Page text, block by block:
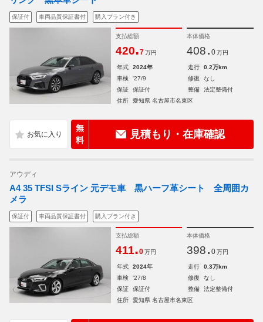
保証付 車両品質保証書付 購入プラン付き
支払総額
420.7 万円
本体価格
408. 0 万円
年式 2024年 走行
0.2万km
車検
'27/9 修復
なし
保証
保証付 整備
法定整備付
住所
愛知県 名古屋市名東区
無
料
見積もり・在庫確認
アウディ
A4 35 TFSI Sライン 元デモ車 黒ハーフ革シート 全周囲カ
メラ
保証付 車両品質保証書付 購入プラン付き
支払総額
411.0 万円
本体価格
398. 0 万円
年式 2024年 走行
0.3万km
車検
'27/8 修復
なし
保証
保証付 整備
法定整備付
住所
愛知県 名古屋市名東区